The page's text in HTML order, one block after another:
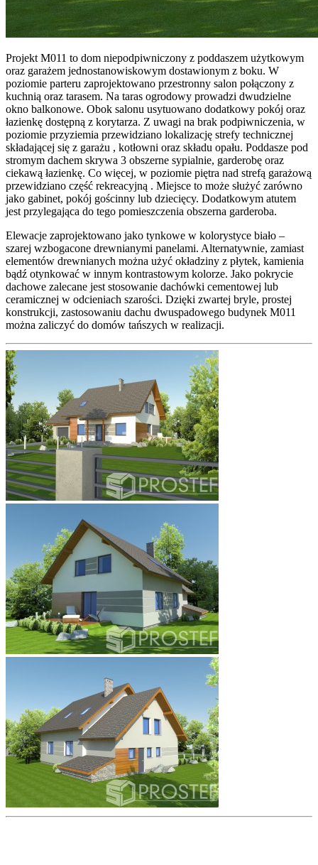
Projekt M011 to dom niepodpiwniczony z poddaszem użytkowym
oraz garażem jednostanowiskowym dostawionym z boku. W
poziomie parteru zaprojektowano przestronny salon połączony z
kuchnią oraz tarasem. Na taras ogrodowy prowadzi dwudzielne
okno balkonowe. Obok salonu usytuowano dodatkowy pokój oraz
łazienkę dostępną z korytarza. Z uwagi na brak podpiwniczenia, w
poziomie przyziemia przewidziano lokalizację strefy technicznej
składającej się z garażu , kotłowni oraz składu opału. Poddasze pod
stromym dachem skrywa 3 obszerne sypialnie, garderobę oraz
ciekawą łazienkę. Co więcej, w poziomie piętra nad strefą garażową
przewidziano część rekreacyjną . Miejsce to może służyć zarówno
jako gabinet, pokój gościnny lub dziecięcy. Dodatkowym atutem
jest przylegająca do tego pomieszczenia obszerna garderoba.
Elewacje zaprojektowano jako tynkowe w kolorystyce biało –
szarej wzbogacone drewnianymi panelami. Alternatywnie, zamiast
elementów drewnianych można użyć okładziny z płytek, kamienia
bądź otynkować w innym kontrastowym kolorze. Jako pokrycie
dachowe zalecane jest stosowanie dachówki cementowej lub
ceramicznej w odcieniach szarości. Dzięki zwartej bryle, prostej
konstrukcji, zastosowaniu dachu dwuspadowego budynek M011
można zaliczyć do domów tańszych w realizacji.